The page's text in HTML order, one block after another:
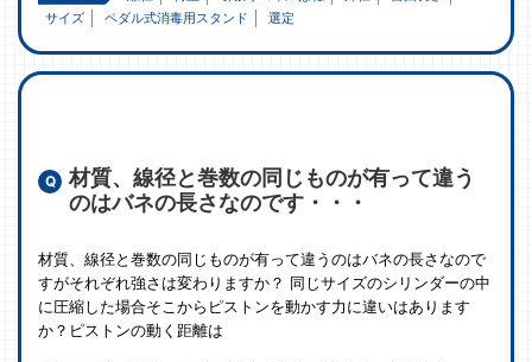
サイズ
ペダル式消毒用スタンド 選定
材質、線径と巻数の同じものが有って違う
のはバネの長さなのです・・・
材質、線径と巻数の同じものが有って違うのはバネの長さなので
すがそれぞれ強さは変わりますか？ 同じサイズのシリンダーの中
に圧縮した場合そこからピストンを動かす力に違いはあります
か？ピストンの動く距離は